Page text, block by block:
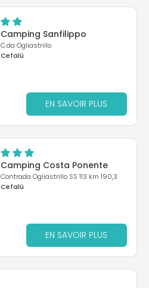
Camping Sanfilippo
C.da Ogliastrillo
Cefalù
EN SAVOIR PLUS
Camping Costa Ponente
Contrada Ogliastrillo SS 113 km 190,3
Cefalù
EN SAVOIR PLUS